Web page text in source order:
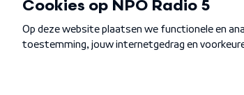
Algemene voorwaarden Privacybeleid